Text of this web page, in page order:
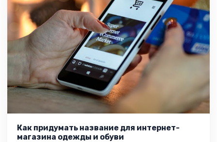
Как придумать название для интернет-
магазина одежды и обуви